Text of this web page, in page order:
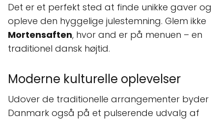
Det er et perfekt sted at finde unikke gaver og
opleve den hyggelige julestemning. Glem ikke
Mortensaften, hvor and er på menuen – en
traditionel dansk højtid.
Moderne kulturelle oplevelser
Udover de traditionelle arrangementer byder
Danmark også på et pulserende udvalg af